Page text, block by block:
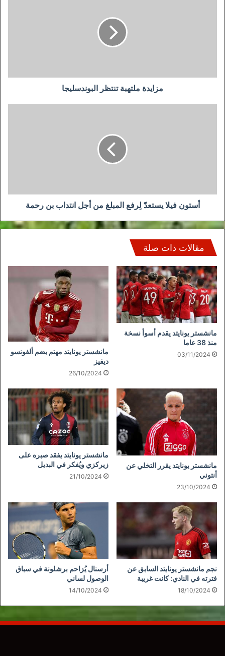
مزايدة ملتهبة تنتظر البوندسليجا
بن
أستون فيلا يستعدّ لِرفع المبلغ من أجل انتداب بن رحمة
مقالات ذات صلة
مانشستر يونايتد يقدم أسوأ نسخة
منذ 38 عاما
03/11/2024
مانشستر يونايتد مهتم بضم ألفونسو
ديفيز
26/10/2024
مانشستر يونايتد يقرر التخلي عن
أنتوني
23/10/2024
مانشستر يونايتد يفقد صبره على
زيركزي ويُفكر في البديل
21/10/2024
نجم مانشستر يونايتد السابق عن
فترته في النادي: كانت غريبة
18/10/2024
أرسنال يُزاحم برشلونة في سباق
الوصول لساني
14/10/2024